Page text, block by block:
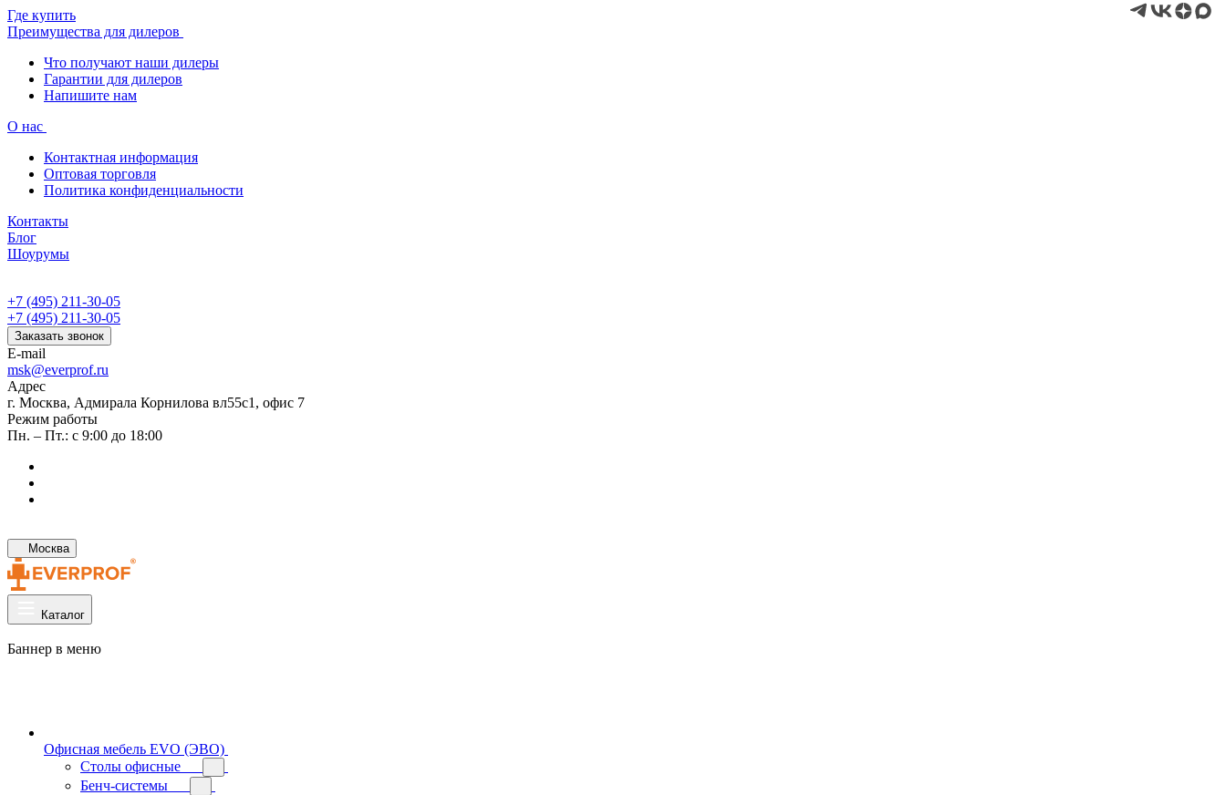
Где купить
Преимущества для дилеров
Что получают наши дилеры
Гарантии для дилеров
Напишите нам
О нас
Контактная информация
Оптовая торговля
Политика конфиденциальности
Контакты
Блог
Шоурумы
+7 (495) 211-30-05
+7 (495) 211-30-05
Заказать звонок
E-mail
msk@everprof.ru
Адрес
г. Москва, Адмирала Корнилова вл55с1, офис 7
Режим работы
Пн. – Пт.: с 9:00 до 18:00
Москва
Каталог
Баннер в меню
Офисная мебель EVO (ЭВО)
Cтолы офисные
Бенч-системы